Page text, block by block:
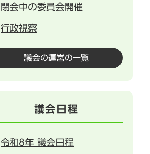
閉会中の委員会開催
行政視察
議会の運営の一覧
議会日程
令和8年 議会日程